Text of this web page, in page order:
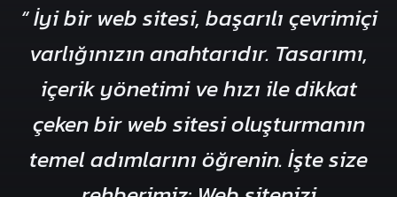
“ İyi bir web sitesi, başarılı çevrimiçi
varlığınızın anahtarıdır. Tasarımı,
içerik yönetimi ve hızı ile dikkat
çeken bir web sitesi oluşturmanın
temel adımlarını öğrenin. İşte size